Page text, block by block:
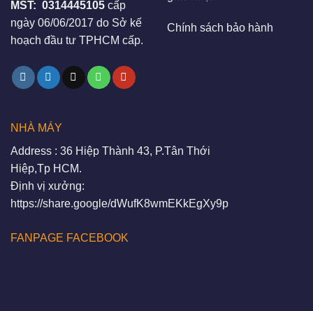
MST: 0314445105 cấp
ngày 06/06/2017 do Sở kế
hoạch đầu tư TPHCM cấp.
Chính sách bảo hành
NHÀ MÁY
Address : 36 Hiệp Thành 43, P.Tân Thới
Hiệp,Tp HCM.
Định vị xưởng:
https://share.google/dWufK8wmEKkEgXy9p
FANPAGE FACEBOOK